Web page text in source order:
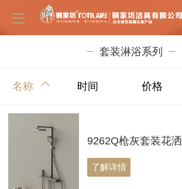
套装淋浴系列
名称 时间 价格
9262Q枪灰套装花洒
了解详情